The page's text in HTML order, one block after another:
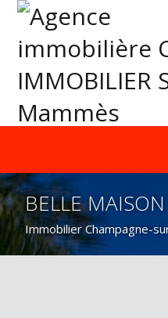
BELLE
Immobilier Champagne-